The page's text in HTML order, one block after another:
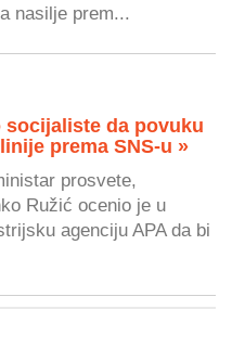
nasilje prem...
socijaliste da povuku
prema SNS-u »
prosvete,
Ružić ocenio je u
agenciju APA da bi